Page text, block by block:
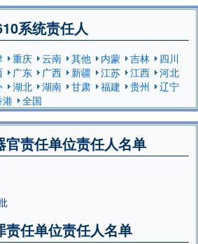
系统责任人
重庆 云南 其他 内蒙 吉林
四川
广东 广西 新疆 江苏 江西
河北
湖北 湖南 甘肃 福建 贵州
辽宁
港 全国
官责任单位责任人名单
责任单位责任人名单